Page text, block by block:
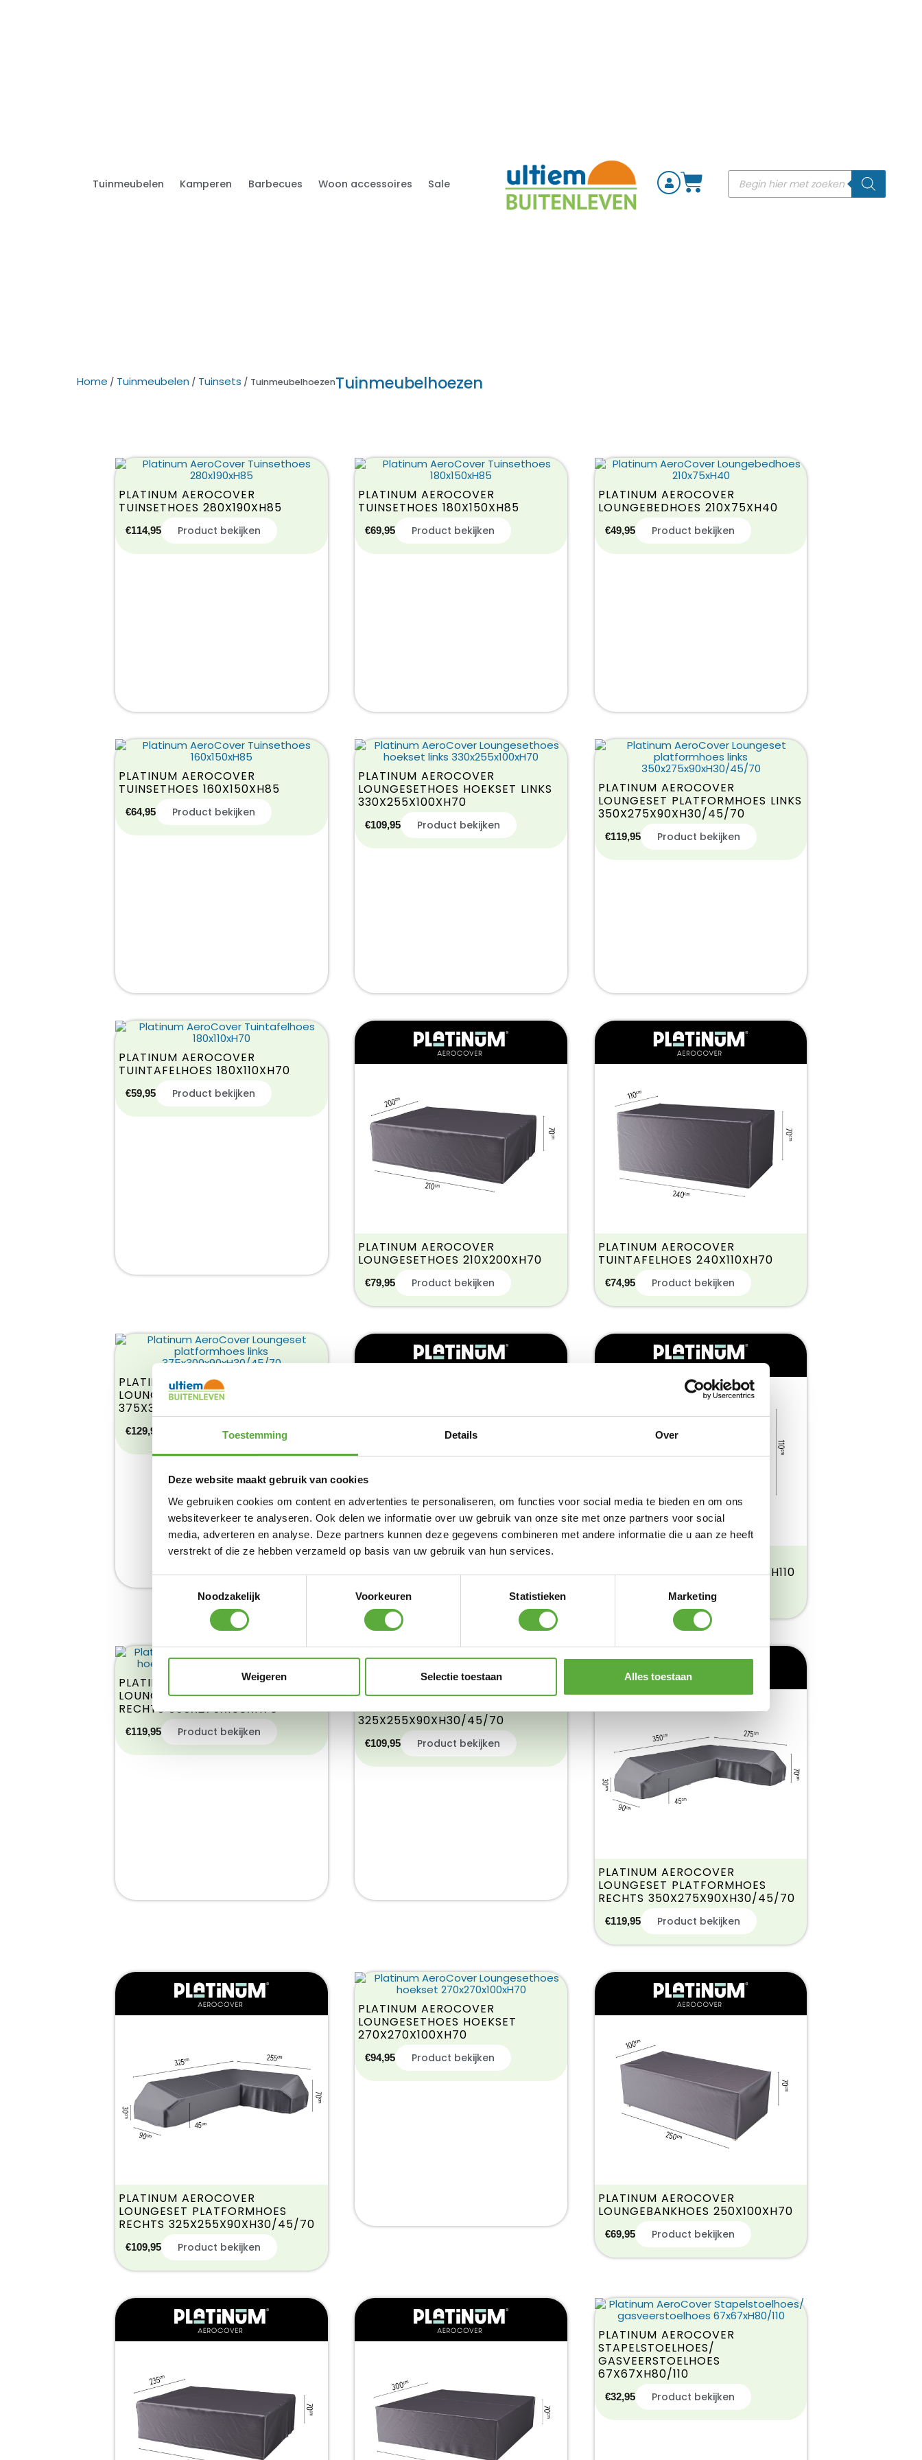
Toestemming Details Over
Deze website maakt gebruik van cookies
We gebruiken cookies om content en advertenties te personaliseren, om functies voor social media te bieden en om ons
websiteverkeer te analyseren. Ook delen we informatie over uw gebruik van onze site met onze partners voor social
media, adverteren en analyse. Deze partners kunnen deze gegevens combineren met andere informatie die u aan ze heeft
verstrekt of die ze hebben verzameld op basis van uw gebruik van hun services.
Noodzakelijk
Voorkeuren Statistieken Marketing
Weigeren Selectie toestaan Alles toestaan
Tuinmeubelen Kamperen Barbecues Woon accessoires Sale
Home / Tuinmeubelen / Tuinsets / TuinmeubelhoezenTuinmeubelhoezen
PLATINUM AEROCOVER
TUINSETHOES 280X190XH85
€114,95 Product bekijken
PLATINUM AEROCOVER
TUINSETHOES 180X150XH85
€69,95 Product bekijken
PLATINUM AEROCOVER
LOUNGEBEDHOES 210X75XH40
€49,95 Product bekijken
PLATINUM AEROCOVER
TUINSETHOES 160X150XH85
€64,95 Product bekijken
PLATINUM AEROCOVER
LOUNGESETHOES HOEKSET LINKS
330X255X100XH70
€109,95 Product bekijken
PLATINUM AEROCOVER
LOUNGESET PLATFORMHOES LINKS
350X275X90XH30/45/70
€119,95 Product bekijken
PLATINUM AEROCOVER
TUINTAFELHOES 180X110XH70
€59,95 Product bekijken
PLATINUM AEROCOVER
LOUNGESETHOES 210X200XH70
€79,95 Product bekijken
PLATINUM AEROCOVER
TUINTAFELHOES 240X110XH70
€74,95 Product bekijken
PLATINUM AEROCOVER
LOUNGESET PLATFORMHOES LINKS
375X300X90XH30/45/70
€129,95 Product bekijken
PLATINUM AEROCOVER
LOUNGEBANKHOES 205X100XH70
€57,95
GASBARBECUE HOES 148X61XH110
Product bekijken
PLATINUM AEROCOVER
LOUNGESETHOES HOEKSET
RECHTS 355X275X100XH70
€119,95 Product bekijken
PLATINUM AEROCOVER
LOUNGESET PLATFORMHOES LINKS
325X255X90XH30/45/70
€109,95 Product bekijken
PLATINUM AEROCOVER
LOUNGESET PLATFORMHOES
RECHTS 350X275X90XH30/45/70
€119,95 Product bekijken
PLATINUM AEROCOVER
LOUNGESET PLATFORMHOES
RECHTS 325X255X90XH30/45/70
€109,95 Product bekijken
PLATINUM AEROCOVER
LOUNGESETHOES HOEKSET
270X270X100XH70
€94,95 Product bekijken
PLATINUM AEROCOVER
LOUNGEBANKHOES 250X100XH70
€69,95 Product bekijken
PLATINUM AEROCOVER
STAPELSTOELHOES/
GASVEERSTOELHOES
67X67XH80/110
€32,95 Product bekijken